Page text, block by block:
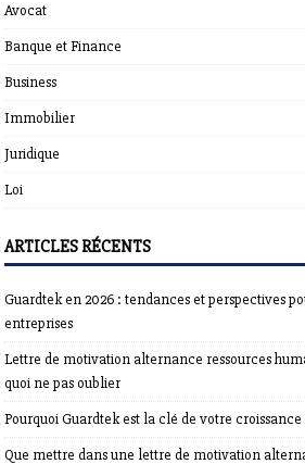
Avocat
Banque et Finance
Business
Immobilier
Juridique
Loi
ARTICLES RÉCENTS
Guardtek en 2026 : tendances et perspectives
entreprises
Lettre de motivation alternance ressources
quoi ne pas oublier
Pourquoi Guardtek est la clé de votre croissance
Que mettre dans une lettre de motivation